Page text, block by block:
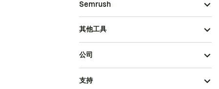
Semrush
其他工具
公司
支持